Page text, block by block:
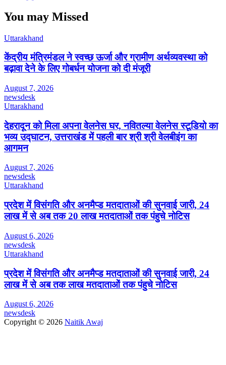
You may Missed
Uttarakhand
केंद्रीय मंत्रिमंडल ने स्वच्छ ऊर्जा और ग्रामीण अर्थव्यवस्था को
बढ़ावा देने के लिए गोबर्धन योजना को दी मंजूरी
August 7, 2026
newsdesk
Uttarakhand
देहरादून को मिला अपना वेलनेस घर, नवितल्या वेलनेस स्टूडियो का
भव्य उद्घाटन, उत्तराखंड में पहली बार श्री श्री वेलबीइंग का
आगमन
August 7, 2026
newsdesk
Uttarakhand
प्रदेश में विसंगति और अनमैप्ड मतदाताओं की सुनवाई जारी, 24
लाख में से अब तक 20 लाख मतदाताओं तक पंहुचे नोटिस
August 6, 2026
newsdesk
Uttarakhand
प्रदेश में विसंगति और अनमैप्ड मतदाताओं की सुनवाई जारी, 24
लाख में से अब तक लाख मतदाताओं तक पंहुचे नोटिस
August 6, 2026
newsdesk
Copyright © 2026 Naitik Awaj